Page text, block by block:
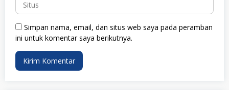
Simpan nama, email, dan situs web saya pada peramban
ini untuk komentar saya berikutnya.